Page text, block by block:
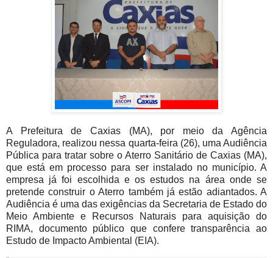
A Prefeitura de Caxias (MA), por meio da Agência
Reguladora, realizou nessa quarta-feira (26), uma Audiência
Pública para tratar sobre o Aterro Sanitário de Caxias (MA),
que está em processo para ser instalado no município. A
empresa já foi escolhida e os estudos na área onde se
pretende construir o Aterro também já estão adiantados. A
Audiência é uma das exigências da Secretaria de Estado do
Meio Ambiente e Recursos Naturais para aquisição do
RIMA, documento público que confere transparência ao
Estudo de Impacto Ambiental (EIA).